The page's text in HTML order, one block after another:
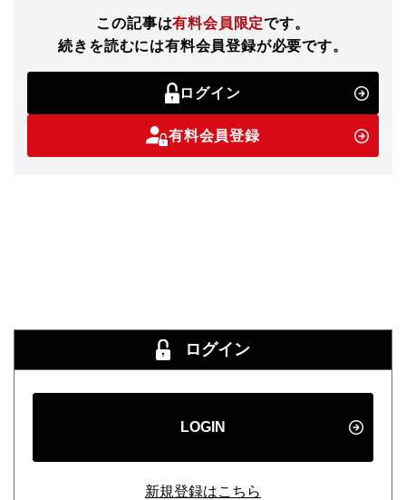
この記事は有料会員限定です。
続きを読むには有料会員登録が必要です。
ログイン
有料会員登録
ログイン
LOGIN
新規登録はこちら